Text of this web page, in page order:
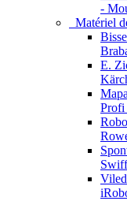
-
Matériel
E.
Mapa
Profi